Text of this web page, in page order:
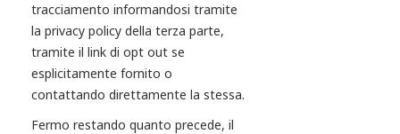
tracciamento informandosi tramite
la privacy policy della terza parte,
tramite il link di opt out se
esplicitamente fornito o
contattando direttamente la stessa.
Fermo restando quanto precede, il